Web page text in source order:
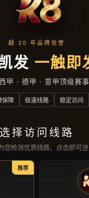
项目展示
首页 项目展示